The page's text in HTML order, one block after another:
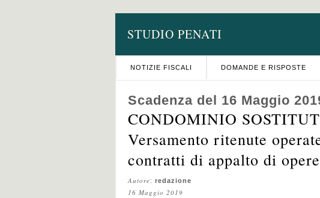
STUDIO PENATI
NOTIZIE FISCALI DOMANDE E RISPOSTE
Scadenza del 16 Maggio
CONDOMINIO
Versamento ritenute
contratti di appalto di
Autore: redazione
16 Maggio 2019